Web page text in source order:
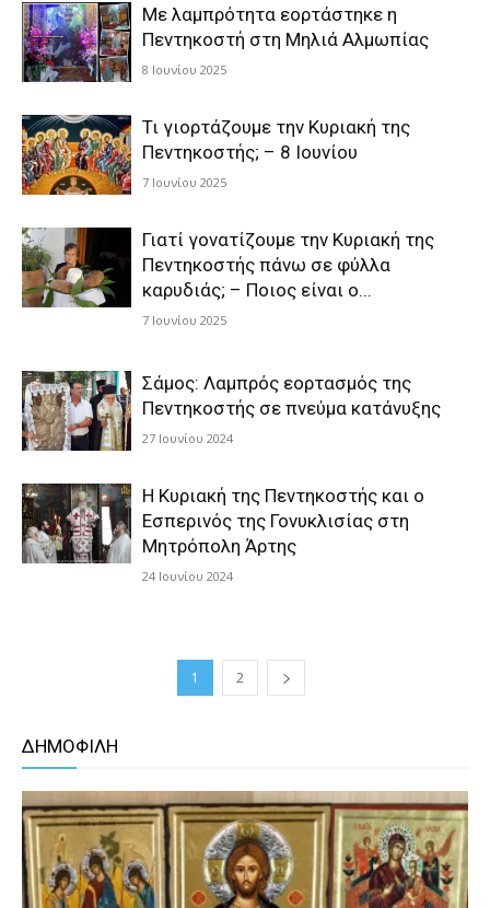
Με λαμπρότητα εορτάστηκε η
Πεντηκοστή στη Μηλιά Αλμωπίας
8 Ιουνίου 2025
Τι γιορτάζουμε την Κυριακή της
Πεντηκοστής; – 8 Ιουνίου
7 Ιουνίου 2025
Γιατί γονατίζουμε την Κυριακή της
Πεντηκοστής πάνω σε φύλλα
καρυδιάς; – Ποιος είναι ο...
7 Ιουνίου 2025
Σάμος: Λαμπρός εορτασμός της
Πεντηκοστής σε πνεύμα κατάνυξης
27 Ιουνίου 2024
Η Κυριακή της Πεντηκοστής και ο
Εσπερινός της Γονυκλισίας στη
Μητρόπολη Άρτης
24 Ιουνίου 2024
1 2
ΔΗΜΟΦΙΛΗ